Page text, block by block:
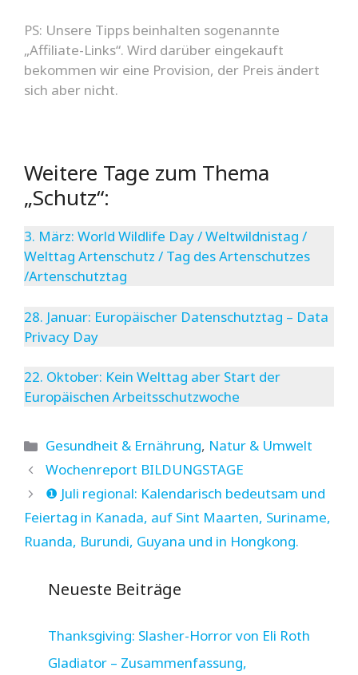
PS: Unsere Tipps beinhalten sogenannte
„Affiliate-Links“. Wird darüber eingekauft
bekommen wir eine Provision, der Preis ändert
sich aber nicht.
Weitere Tage zum Thema
„Schutz“:
3. März: World Wildlife Day / Weltwildnistag /
Welttag Artenschutz / Tag des Artenschutzes
/Artenschutztag
28. Januar: Europäischer Datenschutztag – Data
Privacy Day
22. Oktober: Kein Welttag aber Start der
Europäischen Arbeitsschutzwoche
Kategorien
Gesundheit & Ernährung, Natur & Umwelt
Wochenreport BILDUNGSTAGE
❶ Juli regional: Kalendarisch bedeutsam und
Feiertag in Kanada, auf Sint Maarten, Suriname,
Ruanda, Burundi, Guyana und in Hongkong.
Neueste Beiträge
Thanksgiving: Slasher-Horror von Eli Roth
Gladiator – Zusammenfassung,